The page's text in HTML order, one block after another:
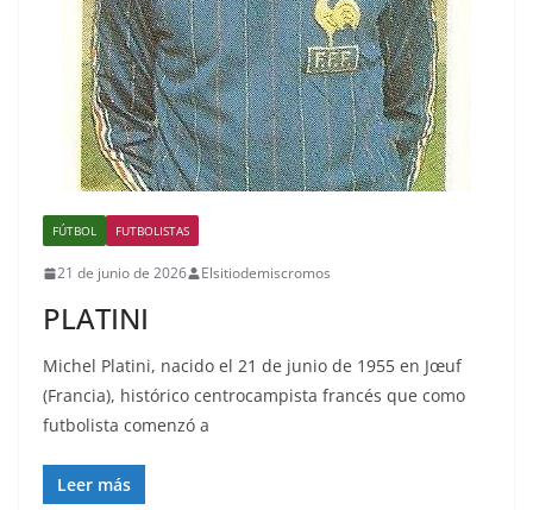
FÚTBOL FUTBOLISTAS
21 de junio de 2026 Elsitiodemiscromos
PLATINI
Michel Platini, nacido el 21 de junio de 1955 en Jœuf
(Francia), histórico centrocampista francés que como
futbolista comenzó a
Leer más